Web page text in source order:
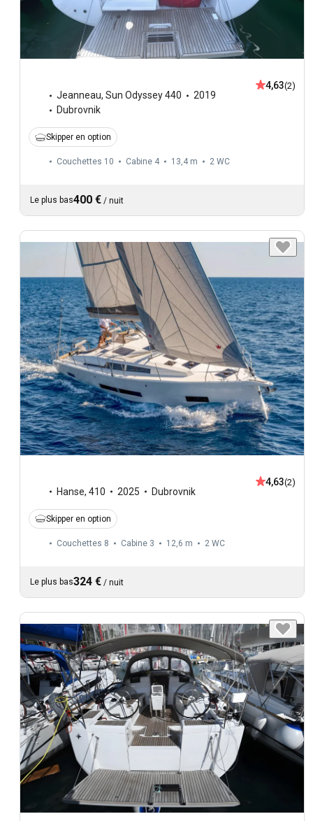
Jeanneau, Sun Odyssey 440
2019
Dubrovnik
4,63(2)
Skipper en option
Couchettes 10 Cabine 4 13,4 m 2 WC
Le plus bas400 € / nuit
Hanse, 410 2025 Dubrovnik
4,63(2)
Skipper en option
Couchettes 8 Cabine 3 12,6 m 2 WC
Le plus bas324 € / nuit